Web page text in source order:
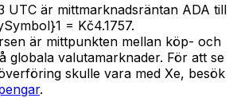
UTC är mittmarknadsräntan ADA till
= Kč4.1757.
är mittpunkten mellan köp- och
globala valutamarknader. För att se
skulle vara med Xe, besök
.